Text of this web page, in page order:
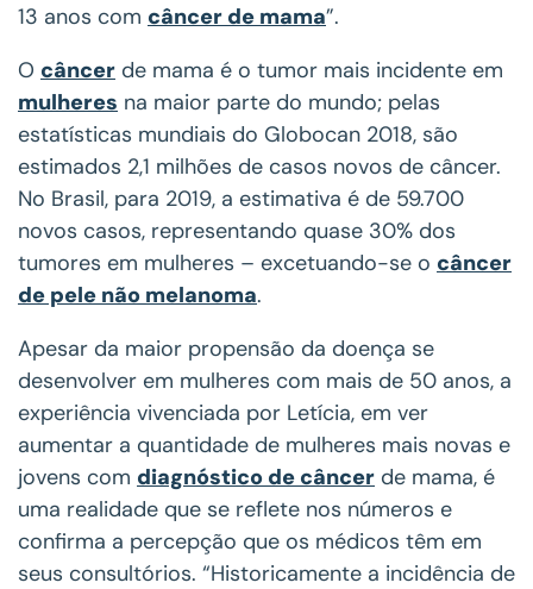
13 anos com câncer de mama”.
O câncer de mama é o tumor mais incidente em
mulheres na maior parte do mundo; pelas
estatísticas mundiais do Globocan 2018, são
estimados 2,1 milhões de casos novos de câncer.
No Brasil, para 2019, a estimativa é de 59.700
novos casos, representando quase 30% dos
tumores em mulheres – excetuando-se o câncer
de pele não melanoma.
Apesar da maior propensão da doença se
desenvolver em mulheres com mais de 50 anos, a
experiência vivenciada por Letícia, em ver
aumentar a quantidade de mulheres mais novas e
jovens com diagnóstico de câncer de mama, é
uma realidade que se reflete nos números e
confirma a percepção que os médicos têm em
seus consultórios. “Historicamente a incidência de